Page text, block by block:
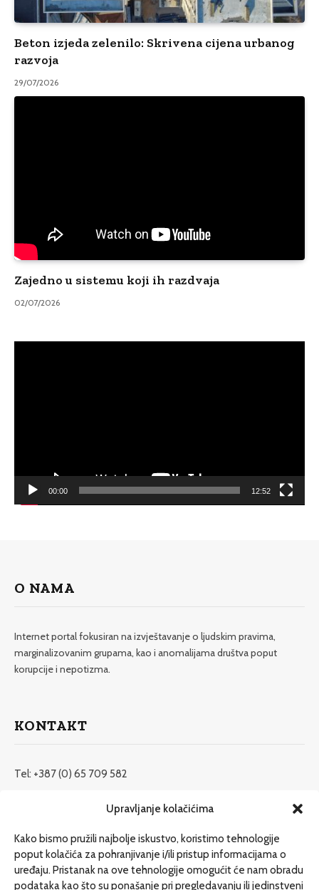
Upravljanje kolačićima
Kako bismo pružili najbolje iskustvo, koristimo tehnologije
poput kolačića za pohranjivanje i/ili pristup informacijama o
uređaju. Pristanak na ove tehnologije omogućit će nam obradu
podataka kao što su ponašanje pri pregledavanju ili jedinstveni
Beton izjeda zelenilo: Skrivena cijena urbanog
razvoja
29/07/2026
Zajedno u sistemu koji ih razdvaja
02/07/2026
00:00 12:52
O NAMA
Internet portal fokusiran na izvještavanje o ljudskim pravima,
marginalizovanim grupama, kao i anomalijama društva poput
korupcije i nepotizma.
KONTAKT
Tel: +387 (0) 65 709 582
redakcija@etrafika.net
Dosije